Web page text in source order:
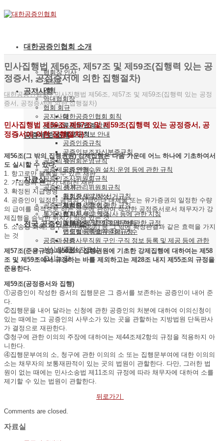
대한공증인협회 소개
협회장 인사
조직도
연혁
역대협회장
협회 회규
대한공증인협회 회칙
공증인 윤리강령
재정 규칙
공증인증규칙
공증인보조자신분증규칙
위원회운영규칙
공증인연수원 설치·운영 등에 관한 규칙
조사위원회규칙
선거관리위원회규칙
협회장 및 감사 선거규칙
협회지 간행에 관한 규칙
협회지 투고 및 심사 등에 관한 지침
장부 조제 및 인증 업무에 관한 규정
법령정비특별위원회규정
공증사무직원 구인·구직 정보 등록 및 제공 등에 관한
규정
오시는 길
공지사항
공지사항
공증서류 인수인계
사무직원 구인정보 안내
공증제도 소개
공증의 뜻
공증제도의 연혁
공증인
공증의 종류
공정증서의 작성
사서증서의 인증
전자문서의 인증
기타
자료실
공증관계법령
통계자료
대한공증인협회 회원 현황
연도별 공증업무 처리 건수
공증과신뢰
서식 및 문서 자료실
전국 공증인 사무소
민사집행법 제56조, 제57조 및 제59조(집행력 있는 공
정증서, 공정증서에 의한 집행절차)
대한공증인협회/민사집행법 제56조, 제57조 및 제59조(집행력 있는 공정
증서, 공정증서에 의한 집행절차)
민사집행법 제56조, 제57조 및 제59조(집행력 있는 공정증서, 공
정증서에 의한 집행절차)
제56조(그 밖의 집행권원) 강제집행은 다음 가운데 어느 하나에 기초하여서
도 실시할 수 있다.
1. 항고로만 불복할 수 있는 재판
2. 가집행의 선고가 내려진 재판
3. 확정된 지급명령
4. 공증인이 일정한 금액의 지급이나 대체물 또는 유가증권의 일정한 수량
의 급여를 목적으로 하는 청구에 관하여 작성한 공정증서로서 채무자가 강
제집행을 승낙한 취지가 적혀 있는 것
5. 소송상 화해, 청구의 인낙(認諾) 등 그 밖에 확정판결과 같은 효력을 가지
는 것
제57조(준용규정) 제56조의 집행권원에 기초한 강제집행에 대하여는 제58
조 및 제59조에서 규정하는 바를 제외하고는 제28조 내지 제55조의 규정을
준용한다.
제59조(공정증서와 집행)
①공증인이 작성한 증서의 집행문은 그 증서를 보존하는 공증인이 내어 준
다.
②집행문을 내어 달라는 신청에 관한 공증인의 처분에 대하여 이의신청이
있는 때에는 그 공증인의 사무소가 있는 곳을 관할하는 지방법원 단독판사
가 결정으로 재판한다.
③청구에 관한 이의의 주장에 대하여는 제44조제2항의 규정을 적용하지 아
니한다.
④집행문부여의 소, 청구에 관한 이의의 소 또는 집행문부여에 대한 이의의
소는 채무자의 보통재판적이 있는 곳의 법원이 관할한다. 다만, 그러한 법
원이 없는 때에는 민사소송법 제11조의 규정에 따라 채무자에 대하여 소를
제기할 수 있는 법원이 관할한다.
뒤로가기
Comments are closed.
자료실